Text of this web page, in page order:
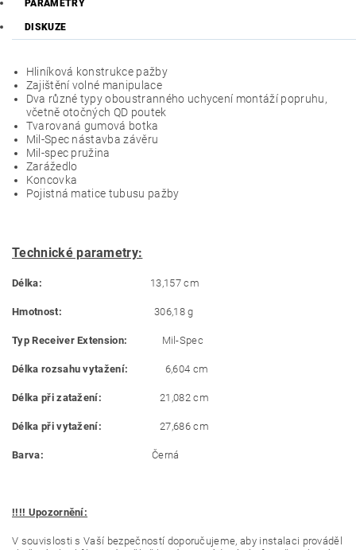
PARAMETRY
DISKUZE
Hliníková konstrukce pažby
Zajištění volné manipulace
Dva různé typy oboustranného uchycení montáží popruhu,
včetně otočných QD poutek
Tvarovaná gumová botka
Mil-Spec nástavba závěru
Mil-spec pružina
Zarážedlo
Koncovka
Pojistná matice tubusu pažby
Technické parametry:
Délka: 13,157 cm
Hmotnost: 306,18 g
Typ Receiver Extension: Mil-Spec
Délka rozsahu vytažení: 6,604 cm
Délka při zatažení: 21,082 cm
Délka při vytažení: 27,686 cm
Barva: Černá
!!!! Upozornění:
V souvislosti s Vaší bezpečností doporučujeme, aby instalaci prováděl